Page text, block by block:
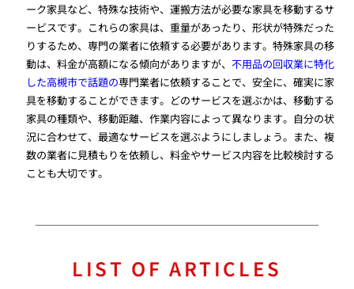
ーク家具など、特殊な技術や、運搬方法が必要な家具を移動するサ
ービスです。これらの家具は、重量があったり、形状が特殊だった
りするため、専門の業者に依頼する必要があります。特殊家具の移
動は、料金が高額になる傾向がありますが、不用品の回収業に特化
した高槻市で話題の専門業者に依頼することで、安全に、確実に家
具を移動することができます。どのサービスを選ぶかは、移動する
家具の種類や、移動距離、作業内容によって異なります。自分の状
況に合わせて、最適なサービスを選ぶようにしましょう。また、複
数の業者に見積もりを依頼し、料金やサービス内容を比較検討する
ことも大切です。
LIST OF ARTICLES